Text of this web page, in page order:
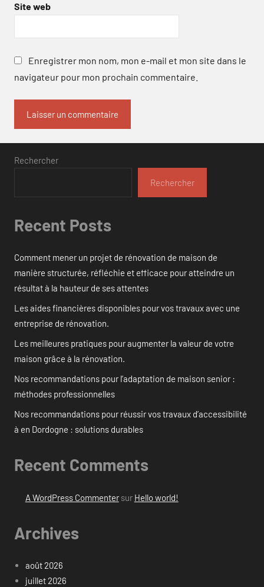
Site web
Enregistrer mon nom, mon e-mail et mon site dans le
navigateur pour mon prochain commentaire.
Rechercher
Rechercher
Recent Posts
Comment mener un projet de rénovation de maison de
manière structurée, réfléchie et efficace pour atteindre un
résultat à la hauteur de ses attentes
Les aides financières disponibles pour vos travaux avec une
entreprise de rénovation.
Les meilleures pratiques pour augmenter la valeur de votre
maison grâce à la rénovation.
Nos recommandations pour l’adaptation de maison senior :
méthodes professionnelles
Nos recommandations pour réussir vos travaux d’accessibilité
à en Dordogne : solutions durables
Recent Comments
A WordPress Commentersur Hello world!
Archives
août 2026
juillet 2026